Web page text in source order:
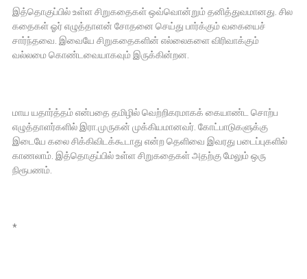
இத்தொகுப்பில் உள்ள சிறுகதைகள் ஒவ்வொன்றும் தனித்துவமானது. சில
கதைகள் ஓர் எழுத்தாளன் சோதனை செய்து பார்க்கும் வகையைச்
சார்ந்தவை. இவையே சிறுகதைகளின் எல்லைகளை விரிவாக்கும்
வல்லமை கொண்டவையாகவும் இருக்கின்றன.
மாய யதார்த்தம் என்பதை தமிழில் வெற்றிகரமாகக் கையாண்ட சொற்ப
எழுத்தாளர்களில் இரா.முருகன் முக்கியமானவர். கோட்பாடுகளுக்கு
இடையே கலை சிக்கிவிடக்கூடாது என்ற தெளிவை இவரது படைப்புகளில்
காணலாம். இத்தொகுப்பில் உள்ள சிறுகதைகள் அதற்கு மேலும் ஒரு
நிரூபணம்.
*